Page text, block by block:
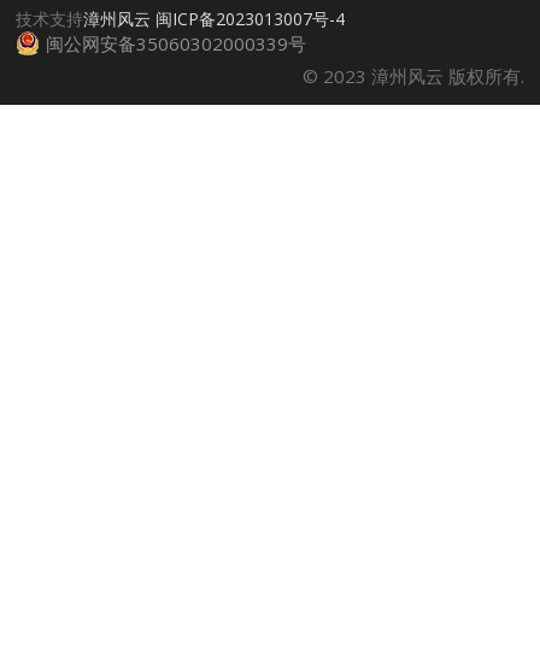
技术支持漳州风云 闽ICP备2023013007号-4
闽公网安备35060302000339号
© 2023 漳州风云 版权所有.